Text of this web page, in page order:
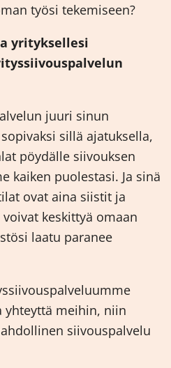
työsi tekemiseen?
yrityksellesi
juuri sinun
sillä ajatuksella,
pöydälle siivouksen
kaiken puolestasi. Ja sinä
ovat aina siistit ja
keskittyä omaan
laatu paranee
yhteyttä meihin, niin
siivouspalvelu